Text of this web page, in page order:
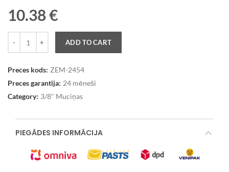
10.38€
ADD TO CART
Preces kods: ZEM-2454
Preces garantija: 24 mēneši
Category: 3/8" Muciņas
PIEGĀDES INFORMĀCIJA